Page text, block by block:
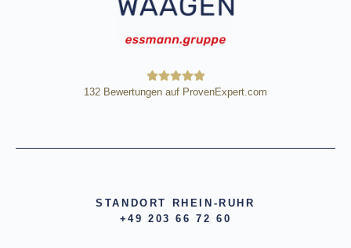
132 Bewertungen auf ProvenExpert.com
STANDORT RHEIN-RUHR
+49 203 66 72 60